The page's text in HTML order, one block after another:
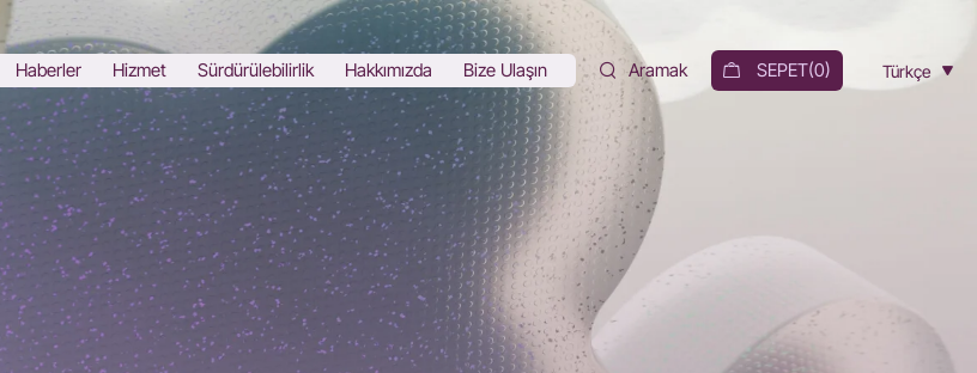
Haberler Hizmet Sürdürülebilirlik Hakkımızda Bize Ulaşın Aramak SEPET(0) Türkçe